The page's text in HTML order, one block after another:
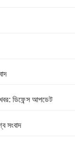
ডিফেন্স আপডেট
সংবাদ